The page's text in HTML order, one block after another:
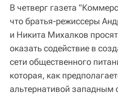
В четверг газета
что братья-режиссеры
и Никита Михалков
оказать содействие в
сети общественного
которая, как
альтернативой западным